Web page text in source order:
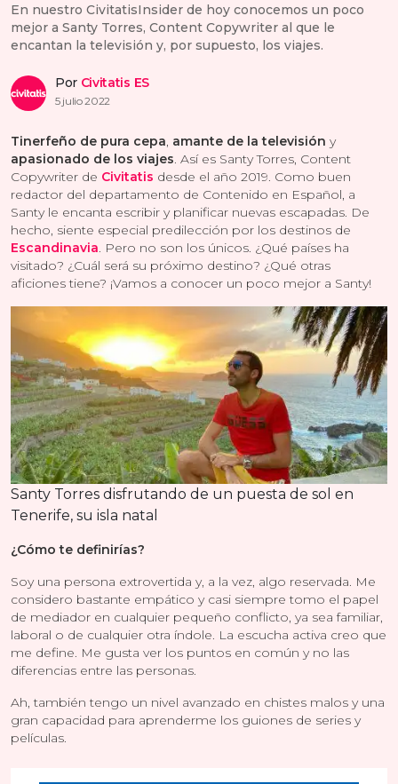
En nuestro CivitatisInsider de hoy conocemos un poco
mejor a Santy Torres, Content Copywriter al que le
encantan la televisión y, por supuesto, los viajes.
Por Civitatis ES
5 julio 2022
Tinerfeño de pura cepa, amante de la televisión y
apasionado de los viajes. Así es Santy Torres, Content
Copywriter de Civitatis desde el año 2019. Como buen
redactor del departamento de Contenido en Español, a
Santy le encanta escribir y planificar nuevas escapadas. De
hecho, siente especial predilección por los destinos de
Escandinavia. Pero no son los únicos. ¿Qué países ha
visitado? ¿Cuál será su próximo destino? ¿Qué otras
aficiones tiene? ¡Vamos a conocer un poco mejor a Santy!
Santy Torres disfrutando de un puesta de sol en
Tenerife, su isla natal
¿Cómo te definirías?
Soy una persona extrovertida y, a la vez, algo reservada. Me
considero bastante empático y casi siempre tomo el papel
de mediador en cualquier pequeño conflicto, ya sea familiar,
laboral o de cualquier otra índole. La escucha activa creo que
me define. Me gusta ver los puntos en común y no las
diferencias entre las personas.
Ah, también tengo un nivel avanzado en chistes malos y una
gran capacidad para aprenderme los guiones de series y
películas.